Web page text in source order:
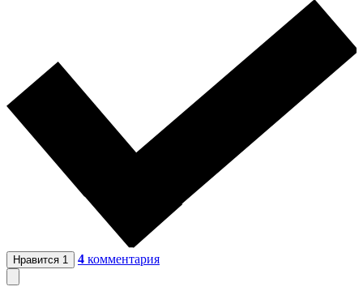
Нравится 1 4 комментария